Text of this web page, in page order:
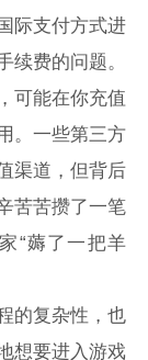
际支付方式进
续费的问题。
可能在你充值
。一些第三方
渠道，但背后
苦苦攒了一笔
“薅了一把羊
的复杂性，也
想要进入游戏